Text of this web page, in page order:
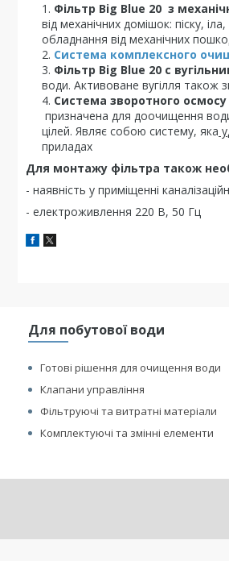
Фільтр Big Blue 20 з
від механічних домішок: піску,
обладнання від механічних
Система комплексного
Фільтр Big Blue 20 с
води. Активоване вугілля також
Система зворотного
призначена для доочищення
цілей. Являє собою систему, яка у
приладах
Для монтажу фільтра також
- наявність у приміщенні
- електроживлення 220 В, 50 Гц
Для побутової води
Готові рішення для очищення води
Клапани управління
Фільтруючі та витратні матеріали
Комплектуючі та змінні елементи